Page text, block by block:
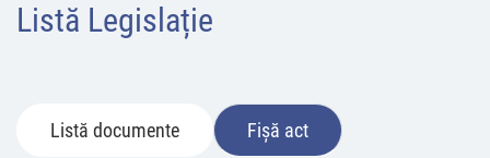
Listă Legislație
Listă documente Fișă act